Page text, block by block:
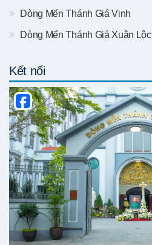
Dòng Mến Thánh Giá Vinh
Dòng Mến Thánh Giá Xuân Lộc
Kết nối